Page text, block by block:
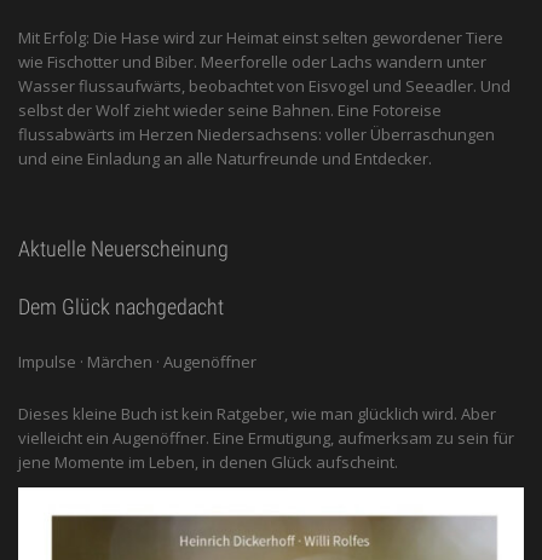
Mit Erfolg: Die Hase wird zur Heimat einst selten gewordener Tiere
wie Fischotter und Biber. Meerforelle oder Lachs wandern unter
Wasser flussaufwärts, beobachtet von Eis­vogel und See­adler. Und
selbst der Wolf zieht wieder seine Bahnen. Eine Fotoreise
flussabwärts im Herzen Niedersachsens: voller Überraschungen
und eine Einladung an alle ­Naturfreunde und Entdecker.
Aktuelle Neuerscheinung
Dem Glück nachgedacht
Impulse · Märchen · Augenöffner
Dieses kleine Buch ist kein Ratgeber, wie man glücklich wird. Aber
vielleicht ein Augenöffner. Eine Ermutigung, aufmerksam zu sein für
jene Momente im Leben, in denen Glück aufscheint.